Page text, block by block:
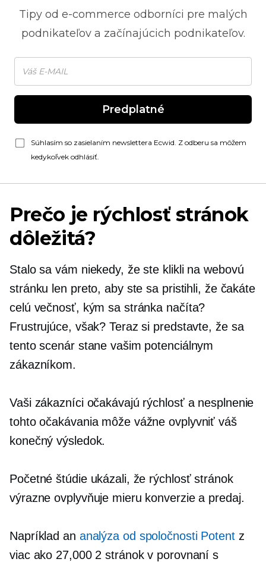
Tipy od e-commerce odborníci pre malých
podnikateľov a začínajúcich podnikateľov.
Predplatné
Súhlasím so zasielaním newslettera Ecwid. Z odberu sa môžem
kedykoľvek odhlásiť.
Prečo je rýchlosť stránok
dôležitá?
Stalo sa vám niekedy, že ste klikli na webovú
stránku len preto, aby ste sa pristihli, že čakáte
celú večnosť, kým sa stránka načíta?
Frustrujúce, však? Teraz si predstavte, že sa
tento scenár stane vašim potenciálnym
zákazníkom.
Vaši zákazníci očakávajú rýchlosť a nesplnenie
tohto očakávania môže vážne ovplyvniť váš
konečný výsledok.
Početné štúdie ukázali, že rýchlosť stránok
výrazne ovplyvňuje mieru konverzie a predaj.
Napríklad an analýza od spoločnosti Potentz
viac ako 27,000 2 stránok v porovnaní s